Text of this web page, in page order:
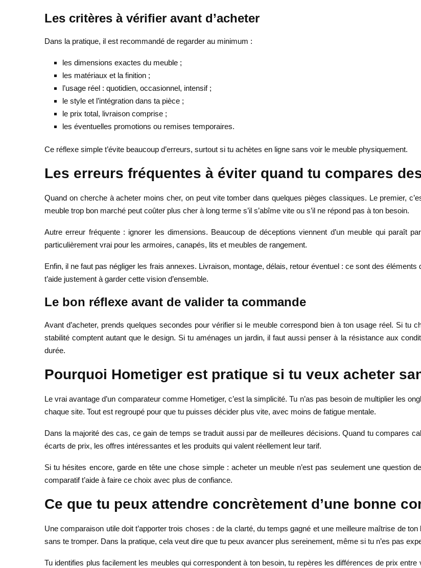
Les critères à vérifier avant d’acheter
Dans la pratique, il est recommandé de regarder au minimum :
les dimensions exactes du meuble ;
les matériaux et la finition ;
l’usage réel : quotidien, occasionnel, intensif ;
le style et l’intégration dans ta pièce ;
le prix total, livraison comprise ;
les éventuelles promotions ou remises temporaires.
Ce réflexe simple t’évite beaucoup d’erreurs, surtout si tu achètes en ligne sans voir le meuble physiquement.
Les erreurs fréquentes à éviter quand tu compares
Quand on cherche à acheter moins cher, on peut vite tomber dans quelques pièges classiques. Le premier,
meuble trop bon marché peut coûter plus cher à long terme s’il s’abîme vite ou s’il ne répond pas à ton besoin.
Autre erreur fréquente : ignorer les dimensions. Beaucoup de déceptions viennent d’un meuble qui paraît
particulièrement vrai pour les armoires, canapés, lits et meubles de rangement.
Enfin, il ne faut pas négliger les frais annexes. Livraison, montage, délais, retour éventuel : ce sont des
t’aide justement à garder cette vision d’ensemble.
Le bon réflexe avant de valider ta commande
Avant d’acheter, prends quelques secondes pour vérifier si le meuble correspond bien à ton usage réel. Si tu
stabilité comptent autant que le design. Si tu aménages un jardin, il faut aussi penser à la résistance aux
durée.
Pourquoi Hometiger est pratique si tu veux acheter
Le vrai avantage d’un comparateur comme Hometiger, c’est la simplicité. Tu n’as pas besoin de multiplier les
chaque site. Tout est regroupé pour que tu puisses décider plus vite, avec moins de fatigue mentale.
Dans la majorité des cas, ce gain de temps se traduit aussi par de meilleures décisions. Quand tu compares
écarts de prix, les offres intéressantes et les produits qui valent réellement leur tarif.
Si tu hésites encore, garde en tête une chose simple : acheter un meuble n’est pas seulement une question
comparatif t’aide à faire ce choix avec plus de confiance.
Ce que tu peux attendre concrètement d’une bonne
Une comparaison utile doit t’apporter trois choses : de la clarté, du temps gagné et une meilleure maîtrise de
sans te tromper. Dans la pratique, cela veut dire que tu peux avancer plus sereinement, même si tu n’es pas
Tu identifies plus facilement les meubles qui correspondent à ton besoin, tu repères les différences de prix